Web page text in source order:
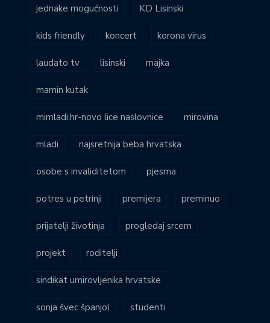
jednake mogućnosti KD Lisinski
kids friendly koncert korona virus
laudato tv lisinski majka
mamin kutak
mimladi.hr-novo lice naslovnice mirovina
mladi najsretnija beba hrvatska
osobe s invaliditetom pjesma
potres u petrinji premijera preminuo
prijatelji životinja progledaj srcem
projekt roditelji
sindikat umirovljenika hrvatske
sonja švec španjol studenti